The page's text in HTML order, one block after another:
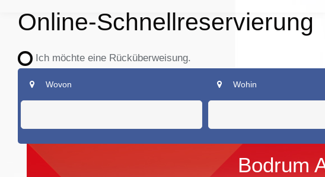
Online-Schnellreservierung
Ich möchte eine Rücküberweisung.
Wovon Wohin
Bodrum